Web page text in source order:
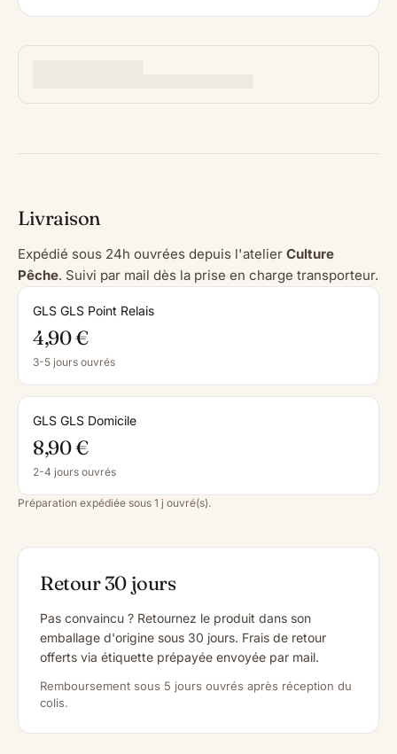
Livraison
Expédié sous 24h ouvrées depuis l'atelier Culture
Pêche. Suivi par mail dès la prise en charge transporteur.
GLS GLS Point Relais
4,90 €
3-5 jours ouvrés
GLS GLS Domicile
8,90 €
2-4 jours ouvrés
Préparation expédiée sous 1 j ouvré(s).
Retour 30 jours
Pas convaincu ? Retournez le produit dans son
emballage d'origine sous 30 jours. Frais de retour
offerts via étiquette prépayée envoyée par mail.
Remboursement sous 5 jours ouvrés après réception du
colis.